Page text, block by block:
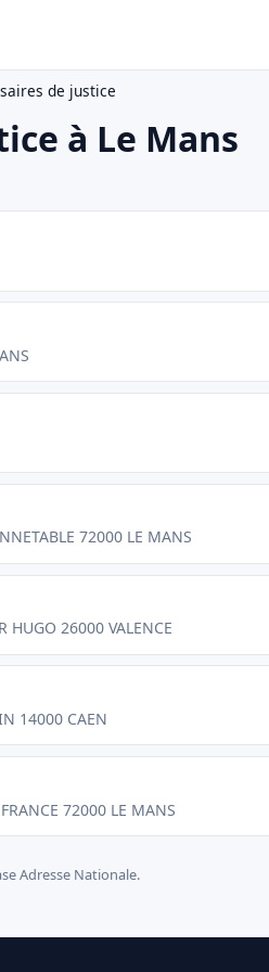
de justice
à Le Mans
72000 LE MANS
HUGO 26000 VALENCE
14000 CAEN
72000 LE MANS
Adresse Nationale.